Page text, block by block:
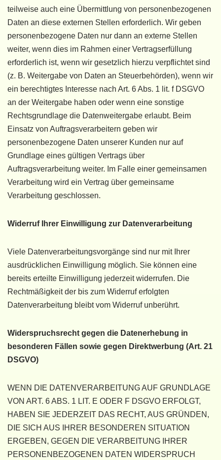
teilweise auch eine Übermittlung von personenbezogenen
Daten an diese externen Stellen erforderlich. Wir geben
personenbezogene Daten nur dann an externe Stellen
weiter, wenn dies im Rahmen einer Vertragserfüllung
erforderlich ist, wenn wir gesetzlich hierzu verpflichtet sind
(z. B. Weitergabe von Daten an Steuerbehörden), wenn wir
ein berechtigtes Interesse nach Art. 6 Abs. 1 lit. f DSGVO
an der Weitergabe haben oder wenn eine sonstige
Rechtsgrundlage die Datenweitergabe erlaubt. Beim
Einsatz von Auftragsverarbeitern geben wir
personenbezogene Daten unserer Kunden nur auf
Grundlage eines gültigen Vertrags über
Auftragsverarbeitung weiter. Im Falle einer gemeinsamen
Verarbeitung wird ein Vertrag über gemeinsame
Verarbeitung geschlossen.
Widerruf Ihrer Einwilligung zur Datenverarbeitung
Viele Datenverarbeitungsvorgänge sind nur mit Ihrer
ausdrücklichen Einwilligung möglich. Sie können eine
bereits erteilte Einwilligung jederzeit widerrufen. Die
Rechtmäßigkeit der bis zum Widerruf erfolgten
Datenverarbeitung bleibt vom Widerruf unberührt.
Widerspruchsrecht gegen die Datenerhebung in
besonderen Fällen sowie gegen Direktwerbung (Art. 21
DSGVO)
WENN DIE DATENVERARBEITUNG AUF GRUNDLAGE
VON ART. 6 ABS. 1 LIT. E ODER F DSGVO ERFOLGT,
HABEN SIE JEDERZEIT DAS RECHT, AUS GRÜNDEN,
DIE SICH AUS IHRER BESONDEREN SITUATION
ERGEBEN, GEGEN DIE VERARBEITUNG IHRER
PERSONENBEZOGENEN DATEN WIDERSPRUCH